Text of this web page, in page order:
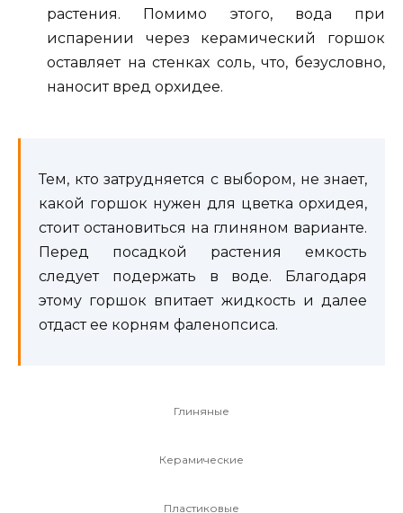
растения. Помимо этого, вода при
испарении через керамический горшок
оставляет на стенках соль, что, безусловно,
наносит вред орхидее.
Тем, кто затрудняется с выбором, не знает,
какой горшок нужен для цветка орхидея,
стоит остановиться на глиняном варианте.
Перед посадкой растения емкость
следует подержать в воде. Благодаря
этому горшок впитает жидкость и далее
отдаст ее корням фаленопсиса.
Глиняные
Керамические
Пластиковые